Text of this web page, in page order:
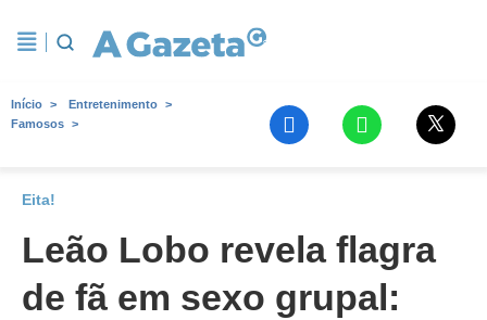
Início
Entretenimento
Famosos
Eita!
Leão Lobo revela flagra
de fã em sexo grupal: